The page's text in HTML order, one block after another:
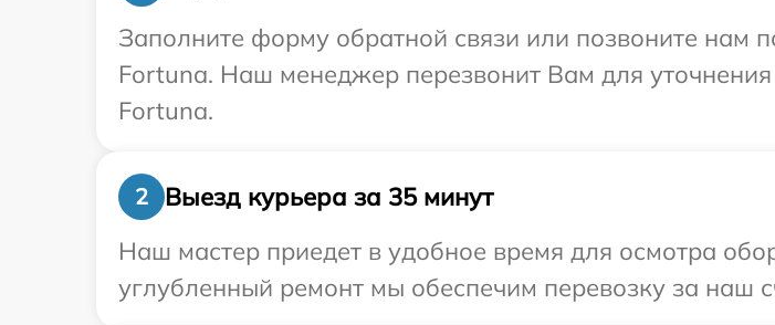
Заполните форму обратной связи или позвоните нам
Fortuna. Наш менеджер перезвонит Вам для
Fortuna.
2
Выезд курьера за 35 минут
Наш мастер приедет в удобное время для осмотра
углубленный ремонт мы обеспечим перевозку за наш